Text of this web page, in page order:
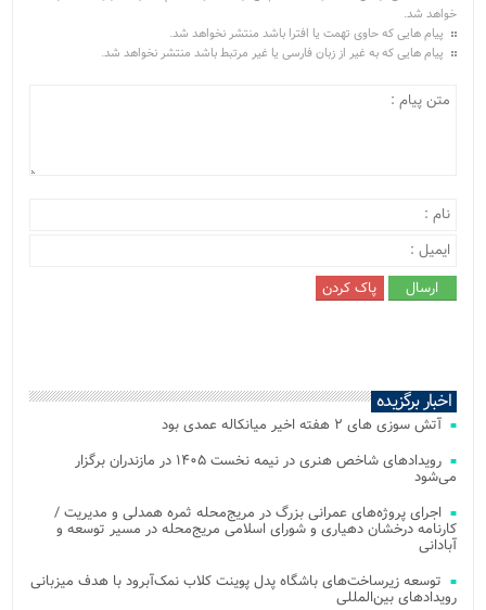
خواهد شد.
پیام هایی که حاوی تهمت یا افترا باشد منتشر نخواهد شد.
پیام هایی که به غیر از زبان فارسی یا غیر مرتبط باشد منتشر نخواهد شد.
اخبار برگزیده
آتش‌ سوزی‌ های ۲ هفته اخیر میانکاله عمدی بود
رویدادهای شاخص هنری در نیمه نخست ۱۴۰۵ در مازندران برگزار
می‌شود
اجرای پروژه‌های عمرانی بزرگ در مریج‌محله ثمره همدلی و مدیریت /
کارنامه درخشان دهیاری و شورای اسلامی مریج‌محله در مسیر توسعه و
آبادانی
توسعه زیرساخت‌های باشگاه پدل پوینت کلاب نمک‌آبرود با هدف میزبانی
رویدادهای بین‌المللی